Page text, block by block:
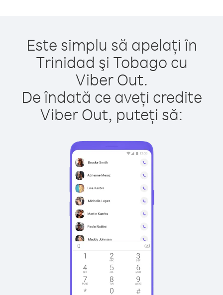
Este simplu să apelați în
Trinidad şi Tobago cu
Viber Out.
De îndată ce aveți credite
Viber Out, puteți să: